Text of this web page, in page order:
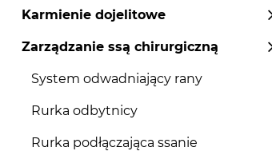
Karmienie dojelitowe
Zarządzanie ssą chirurgiczną
System odwadniający rany
Rurka odbytnicy
Rurka podłączająca ssanie